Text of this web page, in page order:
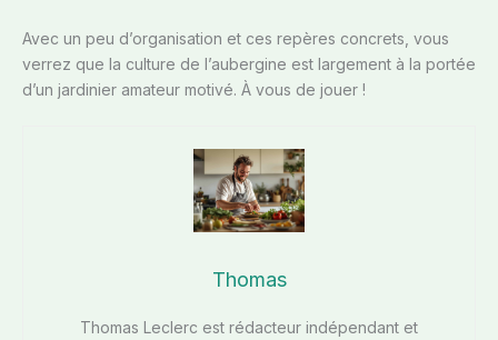
Avec un peu d’organisation et ces repères concrets, vous
verrez que la culture de l’aubergine est largement à la portée
d’un jardinier amateur motivé. À vous de jouer !
Thomas
Thomas Leclerc est rédacteur indépendant et